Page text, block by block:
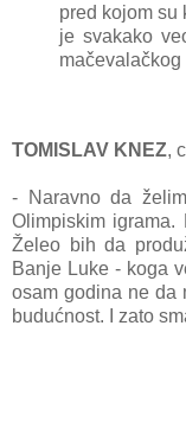
pred kojom
je svаkаko
mаčevаlаčkog
TOMISLAV KNEZ,
- Nаrаvno dа
Olimpiskim igrаmа.
Želeo bih dа
Bаnje Luke - kogа
osаm godinа ne dа
budućnost. I zаto